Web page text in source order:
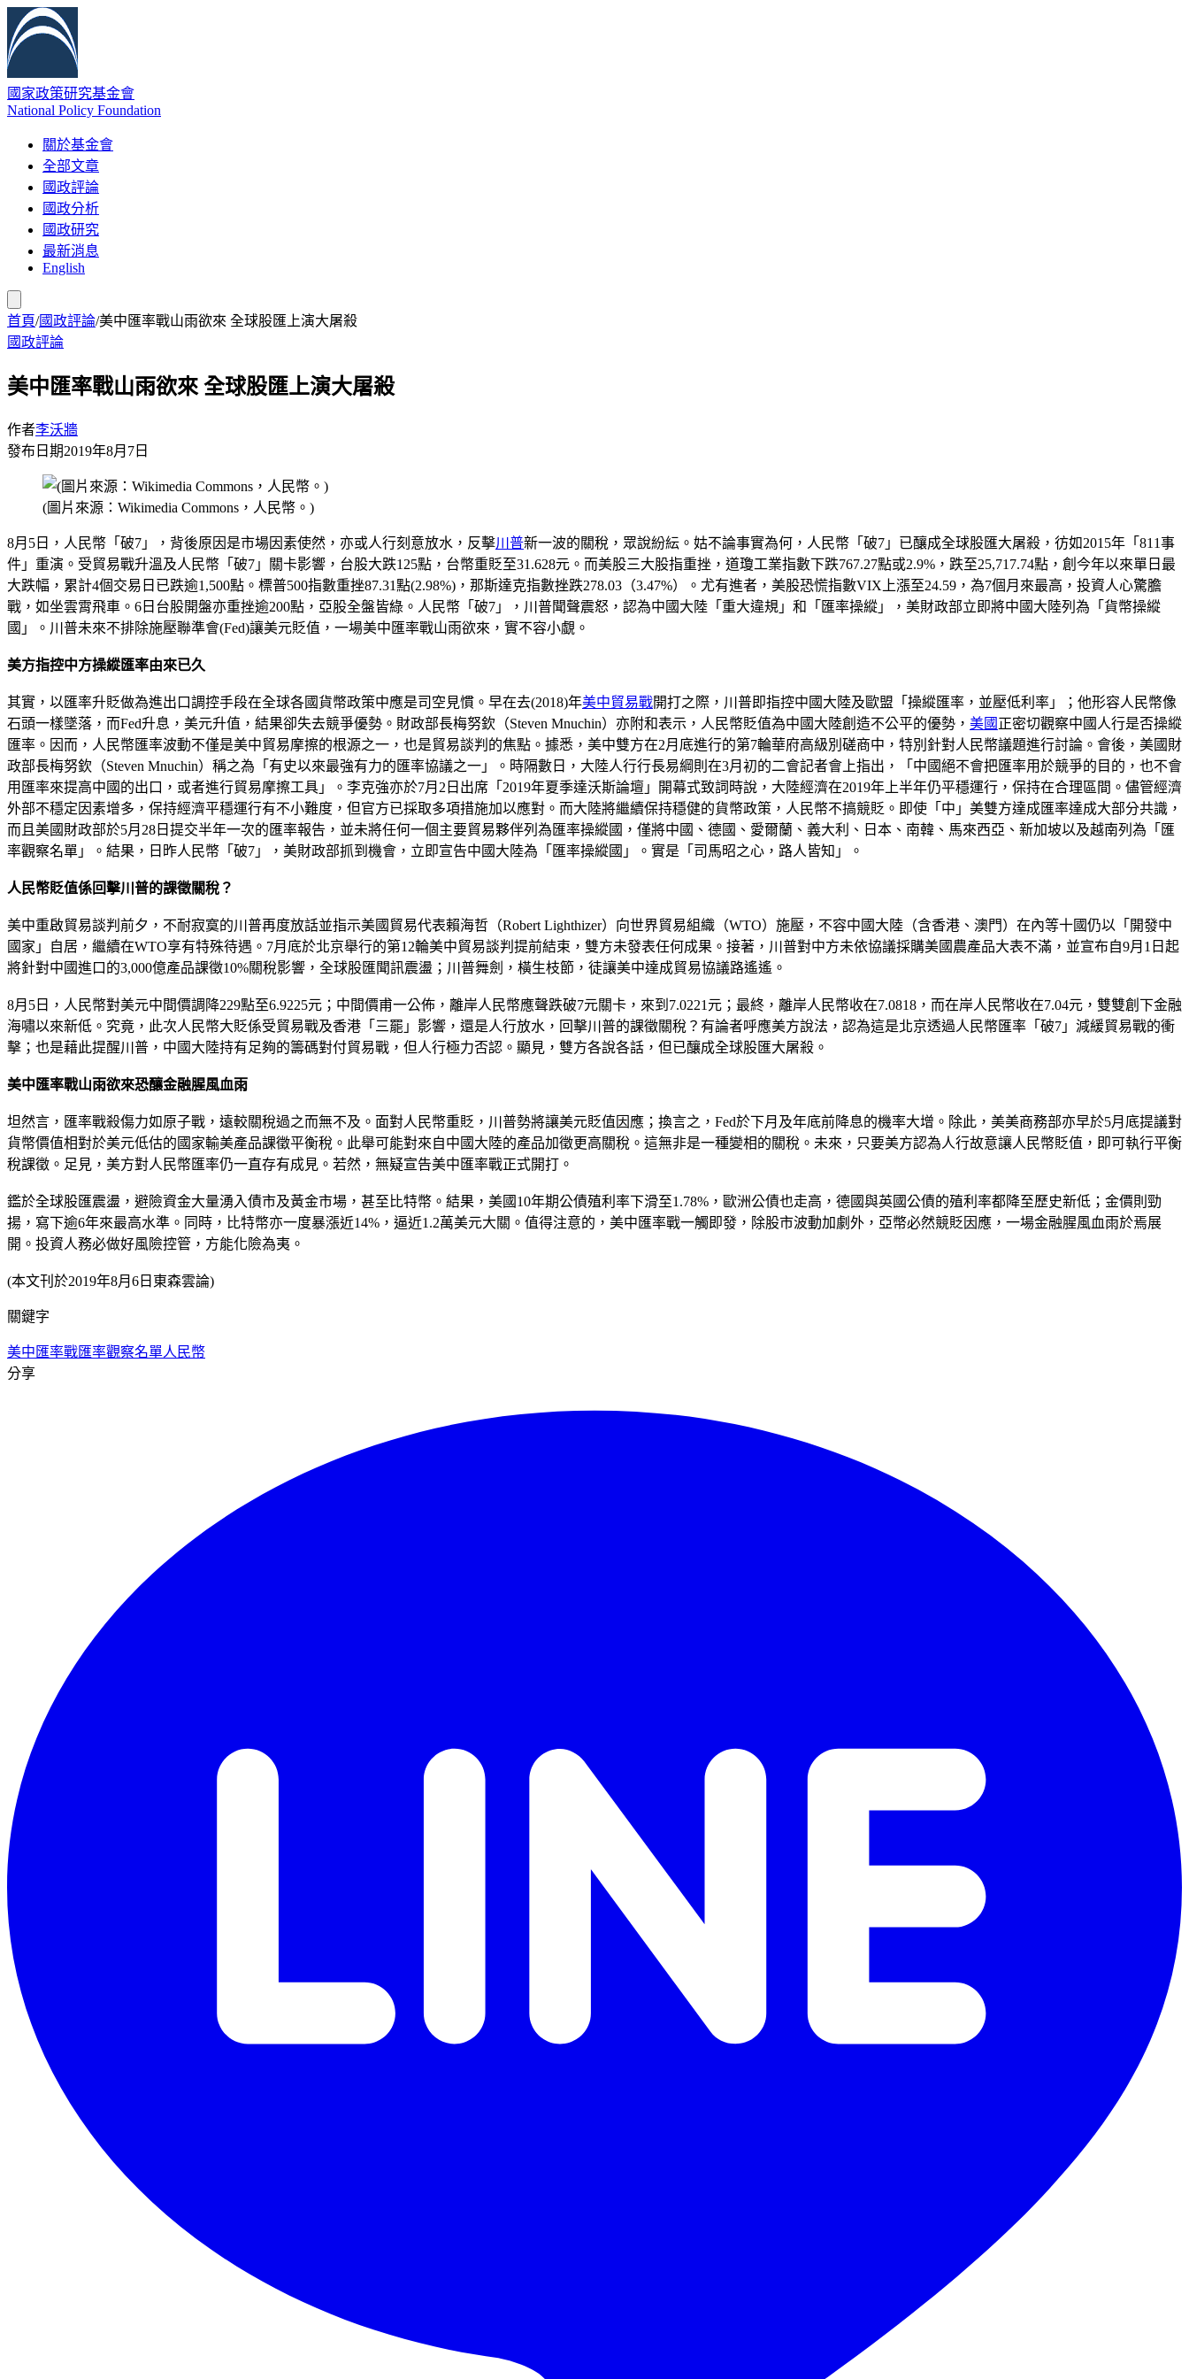
國家政策研究基金會
National Policy Foundation
關於基金會
全部文章
國政評論
國政分析
國政研究
最新消息
English
首頁/國政評論/美中匯率戰山雨欲來 全球股匯上演大屠殺
國政評論
美中匯率戰山雨欲來 全球股匯上演大屠殺
作者李沃牆
發布日期2019年8月7日
(圖片來源：Wikimedia Commons，人民幣。)
8月5日，人民幣「破7」，背後原因是市場因素使然，亦或人行刻意放水，反擊川普新一波的關稅，眾說紛紜。姑不論事實為何，人民幣「破7」已釀成全球股匯大屠殺，彷如2015年「811事
件」重演。受貿易戰升溫及人民幣「破7」關卡影響，台股大跌125點，台幣重貶至31.628元。而美股三大股指重挫，道瓊工業指數下跌767.27點或2.9%，跌至25,717.74點，創今年以來單日最
大跌幅，累計4個交易日已跌逾1,500點。標普500指數重挫87.31點(2.98%)，那斯達克指數挫跌278.03（3.47%）。尤有進者，美股恐慌指數VIX上漲至24.59，為7個月來最高，投資人心驚膽
戰，如坐雲霄飛車。6日台股開盤亦重挫逾200點，亞股全盤皆綠。人民幣「破7」，川普聞聲震怒，認為中國大陸「重大違規」和「匯率操縱」，美財政部立即將中國大陸列為「貨幣操縱
國」。川普未來不排除施壓聯準會(Fed)讓美元貶值，一場美中匯率戰山雨欲來，實不容小覷。
美方指控中方操縱匯率由來已久
其實，以匯率升貶做為進出口調控手段在全球各國貨幣政策中應是司空見慣。早在去(2018)年美中貿易戰開打之際，川普即指控中國大陸及歐盟「操縱匯率，並壓低利率」；他形容人民幣像
石頭一樣墜落，而Fed升息，美元升值，結果卻失去競爭優勢。財政部長梅努欽（Steven Mnuchin）亦附和表示，人民幣貶值為中國大陸創造不公平的優勢， 美國 正密切觀察中國人行是否操縱
匯率。因而，人民幣匯率波動不僅是美中貿易摩擦的根源之一，也是貿易談判的焦點。據悉，美中雙方在2月底進行的第7輪華府高級別磋商中，特別針對人民幣議題進行討論。會後，美國財
政部長梅努欽（Steven Mnuchin）稱之為「有史以來最強有力的匯率協議之一」。時隔數日，大陸人行行長易綱則在3月初的二會記者會上指出，「中國絕不會把匯率用於競爭的目的，也不會
用匯率來提高中國的出口，或者進行貿易摩擦工具」。李克強亦於7月2日出席「2019年夏季達沃斯論壇」開幕式致詞時說，大陸經濟在2019年上半年仍平穩運行，保持在合理區間。儘管經濟
外部不穩定因素增多，保持經濟平穩運行有不小難度，但官方已採取多項措施加以應對。而大陸將繼續保持穩健的貨幣政策，人民幣不搞競貶。即使「中」美雙方達成匯率達成大部分共識，
而且美國財政部於5月28日提交半年一次的匯率報告，並未將任何一個主要貿易夥伴列為匯率操縱國，僅將中國、德國、愛爾蘭、義大利、日本、南韓、馬來西亞、新加坡以及越南列為「匯
率觀察名單」。結果，日昨人民幣「破7」，美財政部抓到機會，立即宣告中國大陸為「匯率操縱國」。實是「司馬昭之心，路人皆知」。
人民幣貶值係回擊川普的課徵關稅？
美中重啟貿易談判前夕，不耐寂寞的川普再度放話並指示美國貿易代表賴海哲（Robert Lighthizer）向世界貿易組織（WTO）施壓，不容中國大陸（含香港、澳門）在內等十國仍以「開發中
國家」自居，繼續在WTO享有特殊待遇。7月底於北京舉行的第12輪美中貿易談判提前結束，雙方未發表任何成果。接著，川普對中方未依協議採購美國農產品大表不滿，並宣布自9月1日起
將針對中國進口的3,000億產品課徵10%關稅影響，全球股匯聞訊震盪；川普舞劍，橫生枝節，徒讓美中達成貿易協議路遙遙。
8月5日，人民幣對美元中間價調降229點至6.9225元；中間價甫一公佈，離岸人民幣應聲跌破7元關卡，來到7.0221元；最終，離岸人民幣收在7.0818，而在岸人民幣收在7.04元，雙雙創下金融
海嘯以來新低。究竟，此次人民幣大貶係受貿易戰及香港「三罷」影響，還是人行放水，回擊川普的課徵關稅？有論者呼應美方說法，認為這是北京透過人民幣匯率「破7」減緩貿易戰的衝
擊；也是藉此提醒川普，中國大陸持有足夠的籌碼對付貿易戰，但人行極力否認。顯見，雙方各說各話，但已釀成全球股匯大屠殺。
美中匯率戰山雨欲來恐釀金融腥風血雨
坦然言，匯率戰殺傷力如原子戰，遠較關稅過之而無不及。面對人民幣重貶，川普勢將讓美元貶值因應；換言之，Fed於下月及年底前降息的機率大增。除此，美美商務部亦早於5月底提議對
貨幣價值相對於美元低估的國家輸美產品課徵平衡稅。此舉可能對來自中國大陸的產品加徵更高關稅。這無非是一種變相的關稅。未來，只要美方認為人行故意讓人民幣貶值，即可執行平衡
稅課徵。足見，美方對人民幣匯率仍一直存有成見。若然，無疑宣告美中匯率戰正式開打。
鑑於全球股匯震盪，避險資金大量湧入債市及黃金市場，甚至比特幣。結果，美國10年期公債殖利率下滑至1.78%，歐洲公債也走高，德國與英國公債的殖利率都降至歷史新低；金價則勁
揚，寫下逾6年來最高水準。同時，比特幣亦一度暴漲近14%，逼近1.2萬美元大關。值得注意的，美中匯率戰一觸即發，除股市波動加劇外，亞幣必然競貶因應，一場金融腥風血雨於焉展
開。投資人務必做好風險控管，方能化險為夷。
(本文刊於2019年8月6日東森雲論)
關鍵字
美中匯率戰匯率觀察名單人民幣
分享